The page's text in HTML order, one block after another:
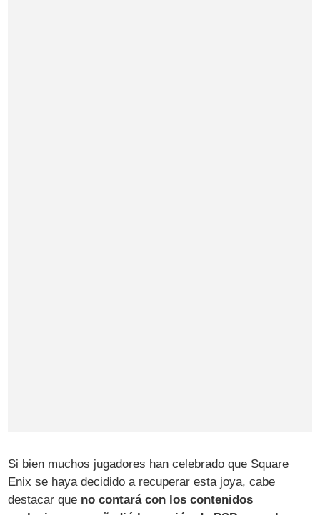
Si bien muchos jugadores han celebrado que Square
Enix se haya decidido a recuperar esta joya, cabe
destacar que no contará con los contenidos